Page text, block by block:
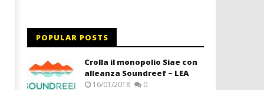
POPULAR POSTS
Crolla il monopolio Siae con
alleanza Soundreef – LEA
16/01/2018 0